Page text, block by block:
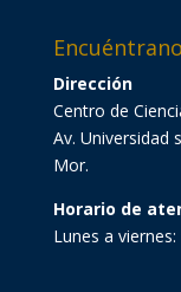
Dirección
Centro de
Av. Universidad
Mor.
Horario de
Lunes a